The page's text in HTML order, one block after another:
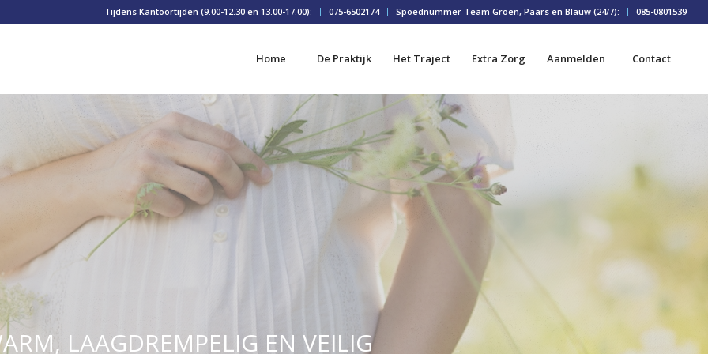
Tijdens Kantoortijden (9.00-12.30 en 13.00-17.00): 075-6502174 Spoednummer Team Groen, Paars en Blauw (24/7): 085-0801539
Home De Praktijk Het Traject Extra Zorg Aanmelden Contact
LAAGDREMPELIG EN VEILIG